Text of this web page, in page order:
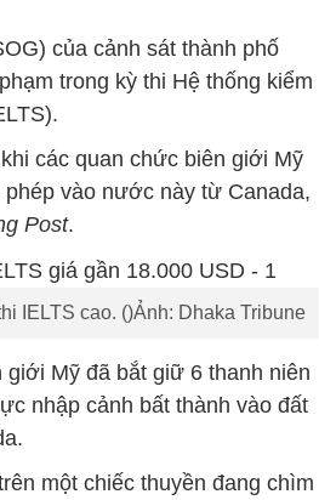
của cảnh sát thành phố
trong kỳ thi Hệ thống kiểm
các quan chức biên giới Mỹ
vào nước này từ Canada,
Post.
IELTS cao. ()Ảnh: Dhaka Tribune
Mỹ đã bắt giữ 6 thanh niên
nhập cảnh bất thành vào đất
một chiếc thuyền đang chìm